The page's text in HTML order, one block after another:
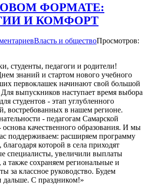
ФОРМАТЕ:
И КОМФОРТ
Власть и обществоПросмотров:
студенты, педагоги и родители!
знаний и стартом нового учебного
первоклашек начинают свой большой
выпускников наступает время выбора
студентов - этап углубленного
востребованных в нашем регионе.
- педагогам Самарской
качественного образования. И мы
поддерживаем: расширяем программу
которой в села приходят
специалисты, увеличили выплаты
также сохраняем региональные и
за классное руководство. Будем
дальше. С праздником!»